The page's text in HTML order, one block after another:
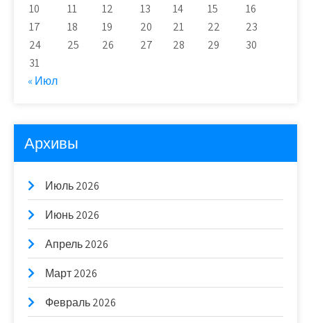
10
11 12 13 14 15
16
17
18 19 20 21 22
23
24
25 26 27 28 29
30
31
« Июл
Архивы
Июль 2026
Июнь 2026
Апрель 2026
Март 2026
Февраль 2026